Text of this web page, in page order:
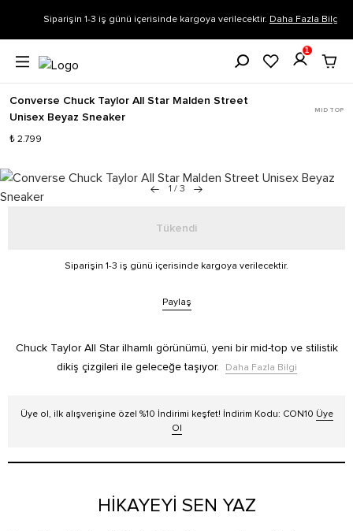
Siparişin 1-3 iş günü içerisinde kargoya verilecektir.Daha Fazla Bilgi
1
Converse Chuck Taylor All Star Malden Street
Unisex Beyaz Sneaker
MID TOP
₺ 2.799
1 / 3
Tükendi
Siparişin 1-3 iş günü içerisinde kargoya verilecektir.
Paylaş
Chuck Taylor All Star ilhamlı görünümü, yeni bir mid-top ve stilistik
dikiş çizgileri ile geleceğe taşıyor.
Daha Fazla Bilgi
Üye ol, ilk alışverişine özel %10 İndirimi keşfet! İndirim Kodu: CON10 Üye
Ol
HİKAYEYİ SEN YAZ